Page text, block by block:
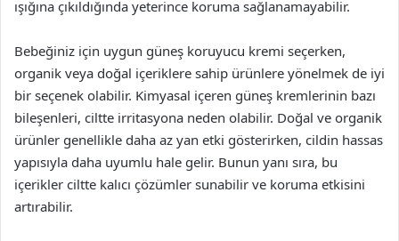
ışığına çıkıldığında yeterince koruma sağlanamayabilir.
Bebeğiniz için uygun güneş koruyucu kremi seçerken,
organik veya doğal içeriklere sahip ürünlere yönelmek de iyi
bir seçenek olabilir. Kimyasal içeren güneş kremlerinin bazı
bileşenleri, ciltte irritasyona neden olabilir. Doğal ve organik
ürünler genellikle daha az yan etki gösterirken, cildin hassas
yapısıyla daha uyumlu hale gelir. Bunun yanı sıra, bu
içerikler ciltte kalıcı çözümler sunabilir ve koruma etkisini
artırabilir.